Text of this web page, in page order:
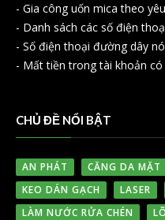
- Gia công uốn mica theo
- Danh sách các số điện
- Số điện thoại đường dây
- Mất tiền trong tài khoản
CHỦ ĐỀ NỔI BẬT
AN PHÁT CĂNG DA MẶT
KEO DÁN GẠCH
LASER
LÀM NƯỚC RỬA CHÉN